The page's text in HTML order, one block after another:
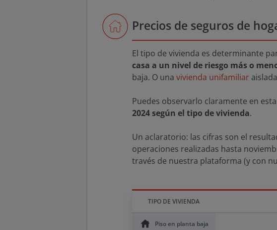
Precios de seguros de
El tipo de vivienda es determinante
casa a un nivel de riesgo más o
baja. O una vivienda unifamiliar
Puedes observarlo claramente en
2024 según el tipo de vivienda.
Un aclaratorio: las cifras son el
operaciones realizadas hasta
través de nuestra plataforma (y con
TIPO DE VIVIENDA
Piso en planta baja